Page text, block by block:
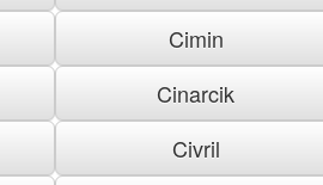
Cimin
Cinarcik
Civril